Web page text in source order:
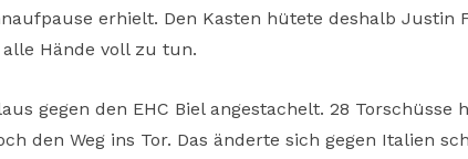
erhielt. Den Kasten hütete deshalb Justin
Hände voll zu tun.
gegen den EHC Biel angestachelt. 28 Torschüsse
den Weg ins Tor. Das änderte sich gegen Italien